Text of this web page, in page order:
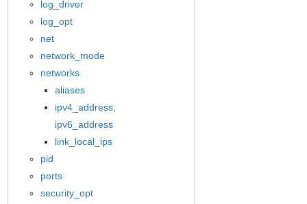
log_driver
log_opt
net
network_mode
networks
aliases
ipv4_address,
ipv6_address
link_local_ips
pid
ports
security_opt